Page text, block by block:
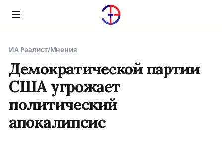
Menu
ИА Реалист/Мнения
Демократической партии
США угрожает
политический
апокалипсис